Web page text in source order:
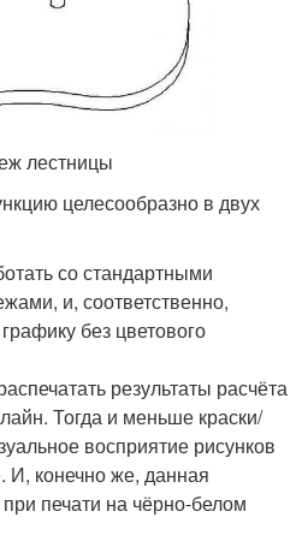
лестницы
целесообразно в двух
со стандартными
и, соответственно,
без цветового
результаты расчёта
Тогда и меньше краски/
восприятие рисунков
И, конечно же, данная
печати на чёрно-белом